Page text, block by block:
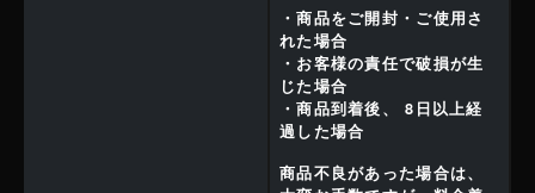
・商品をご開封・ご使用さ
れた場合
・お客様の責任で破損が生
じた場合
・商品到着後、 8日以上経
過した場合
商品不良があった場合は、